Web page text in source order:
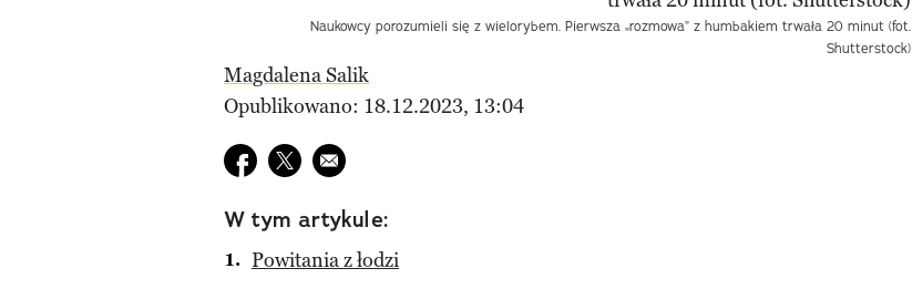
Naukowcy porozumieli się z wielorybem. Pierwsza „rozmowa” z humbakiem trwała 20 minut (fot.
Shutterstock)
Magdalena Salik
Opublikowano: 18.12.2023, 13:04
Udostępnij na facebook
Udostępnij na twitter
E-mail do przyjaciela
W tym artykule:
Powitania z łodzi